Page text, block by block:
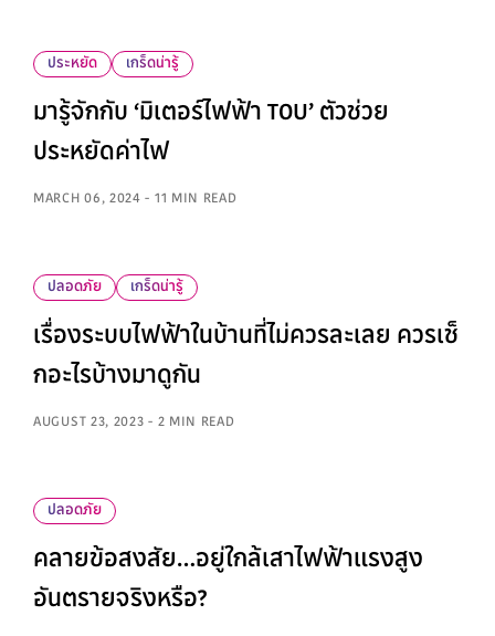
ประหยัด เกร็ดน่ารู้
มารู้จักกับ ‘มิเตอร์ไฟฟ้า TOU’ ตัวช่วย
ประหยัดค่าไฟ
MARCH 06, 2024 - 11 MIN READ
ปลอดภัย เกร็ดน่ารู้
เรื่องระบบไฟฟ้าในบ้านที่ไม่ควรละเลย ควรเช็
กอะไรบ้างมาดูกัน
AUGUST 23, 2023 - 2 MIN READ
ปลอดภัย
คลายข้อสงสัย…อยู่ใกล้เสาไฟฟ้าแรงสูง
อันตรายจริงหรือ?